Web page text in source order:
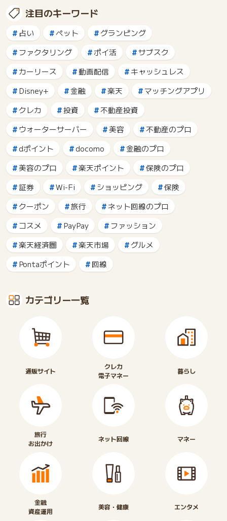
注目のキーワード
占い ペット
グランピング
ファクタリング
ポイ活
サブスク
カーリース
動画配信
キャッシュレス
Disney+
金融 楽天
マッチングアプリ
クレカ
投資
不動産投資
ウォーターサーバー
美容
不動産のプロ
dポイント
docomo
金融のプロ
美容のプロ
楽天ポイント
保険のプロ
証券
Wi-Fi ショッピング
保険
クーポン
旅行
ネット回線のプロ
コスメ
PayPay
ファッション
楽天経済圏
楽天市場
グルメ
Pontaポイント
回線
カテゴリー一覧
通販サイト
クレカ
電子マネー
暮らし
旅行
お出かけ
ネット回線 マネー
金融
資産運用
美容・健康 エンタメ